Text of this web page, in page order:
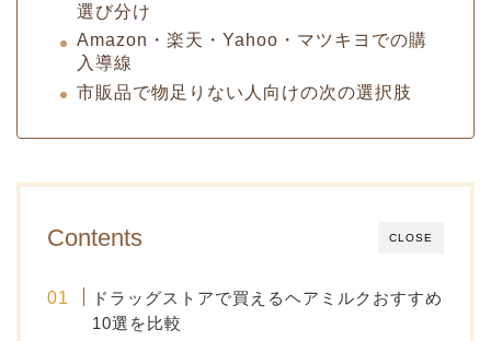
選び分け
Amazon・楽天・Yahoo・マツキヨでの購
入導線
市販品で物足りない人向けの次の選択肢
CLOSE
Contents
ドラッグストアで買えるヘアミルクおすすめ
10選を比較